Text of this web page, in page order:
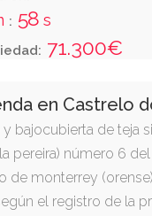
71.300€
en Castrelo
bajocubierta de teja
pereira) número 6
de monterrey
el registro de la